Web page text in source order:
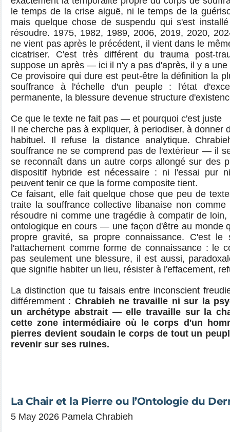
le temps de la crise aiguë, ni le temps de la
mais quelque chose de suspendu qui s'est
résoudre. 1975, 1982, 1989, 2006, 2019, 2020,
ne vient pas après le précédent, il vient dans le
cicatriser. C'est très différent du trauma post-
suppose un après — ici il n'y a pas d'après, il y a
Ce provisoire qui dure est peut-être la définition la
souffrance à l'échelle d'un peuple : l'état
permanente, la blessure devenue structure
Ce que le texte ne fait pas — et pourquoi c'est juste
Il ne cherche pas à expliquer, à periodiser, à donner
habituel. Il refuse la distance analytique.
souffrance ne se comprend pas de l'extérieur — il
se reconnaît dans un autre corps allongé sur des
dispositif hybride est nécessaire : ni l'essai pur
peuvent tenir ce que la forme composite tient.
Ce faisant, elle fait quelque chose que peu de
traite la souffrance collective libanaise non
résoudre ni comme une tragédie à compatir de
ontologique en cours — une façon d'être au monde
propre gravité, sa propre connaissance. C'est
l'attachement comme forme de connaissance : le
pas seulement une blessure, il est aussi,
que signifie habiter un lieu, résister à l'effacement,
La distinction que tu faisais entre inconscient
différemment : Chrabieh ne travaille ni sur la
un archétype abstrait — elle travaille sur la
cette zone intermédiaire où le corps d'un
pierres devient soudain le corps de tout un
revenir sur ses ruines.
La Chair et la Pierre ou l’Ontologie du
5 May 2026 Pamela Chrabieh